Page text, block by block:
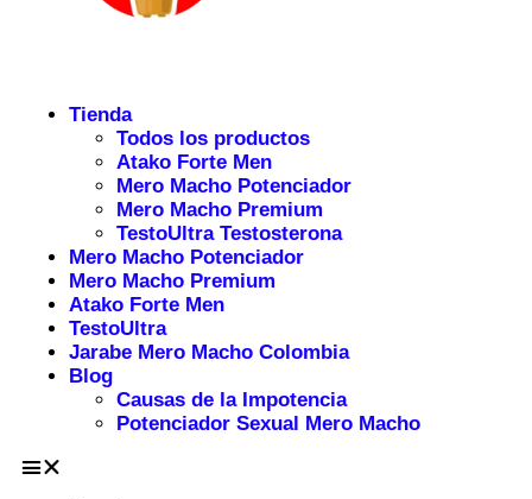
Tienda
Todos los productos
Atako Forte Men
Mero Macho Potenciador
Mero Macho Premium
TestoUltra Testosterona
Mero Macho Potenciador
Mero Macho Premium
Atako Forte Men
TestoUltra
Jarabe Mero Macho Colombia
Blog
Causas de la Impotencia
Potenciador Sexual Mero Macho